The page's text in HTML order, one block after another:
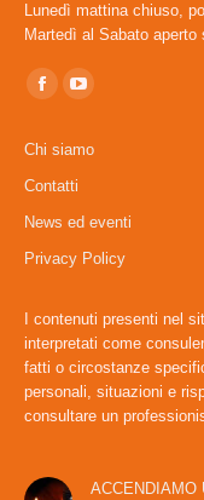
Lunedì mattina chiuso,
Martedì al Sabato
Ci puoi trovare su:
Facebook
opens
in
new
window
YouTube
opens
in
new
window
Chi siamo
Contatti
News ed eventi
Privacy Policy
I contenuti presenti nel
interpretati come
fatti o circostanze
personali, situazioni e
consultare un
ACCENDIAMO